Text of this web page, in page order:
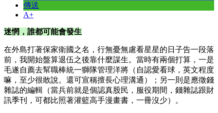
傳送
A+
迷惘，誰都可能會發生
在外島打著保家衛國之名，行無憂無慮看星星的日子告一段落
前，我開始盤算退伍之後靠什麼謀生。當時有兩個打算，一是
毛遂自薦去幫職棒統一獅隊管理洋將（自認愛看球，英文程度
嘛，至少很敢說。還可宣稱擅長心理溝通）；另一則是應徵錢
雜誌的編輯（當兵前就是個認真股民，服役期間，錢雜誌跟財
訊季刊，可都比照著灌籃高手漫畫書，一冊沒少）。